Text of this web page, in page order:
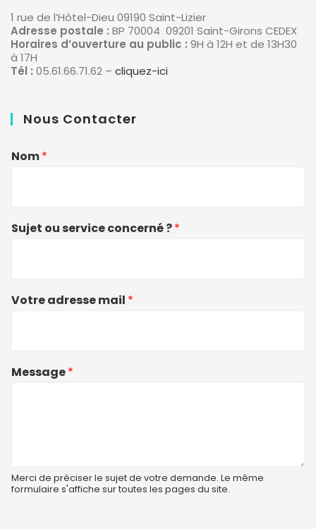
1 rue de l’Hôtel-Dieu 09190 Saint-Lizier
Adresse postale : BP 70004 09201 Saint-Girons CEDEX
Horaires d’ouverture au public : 9H à 12H et de 13H30
à 17H
Tél : 05.61.66.71.62 – cliquez-ici
Nous Contacter
Nom*
Sujet ou service concerné ?*
Votre adresse mail *
Message*
Merci de préciser le sujet de votre demande. Le même
formulaire s'affiche sur toutes les pages du site.